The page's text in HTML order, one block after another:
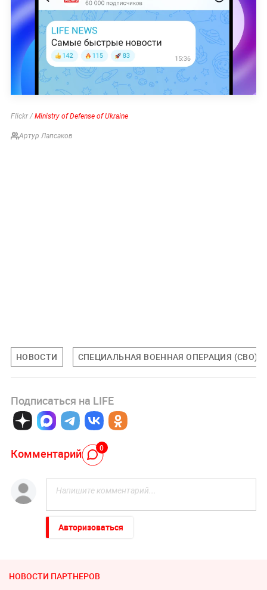
Flickr / Ministry of Defense of Ukraine
Артур Лапсаков
НОВОСТИ СПЕЦИАЛЬНАЯ ВОЕННАЯ ОПЕРАЦИЯ (СВО)
Подписаться на LIFE
Комментарий 0
Авторизоваться
НОВОСТИ ПАРТНЕРОВ